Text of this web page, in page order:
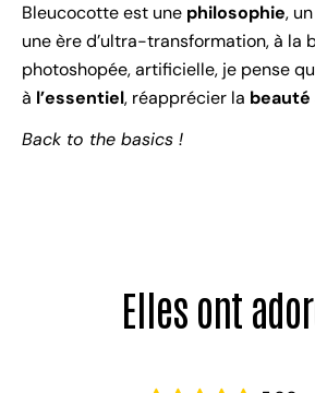
Bleucocotte est une philosophie,
une ère d’ultra-transformation, à la
photoshopée, artificielle, je pense
à l’essentiel, réapprécier la
Back to the basics !